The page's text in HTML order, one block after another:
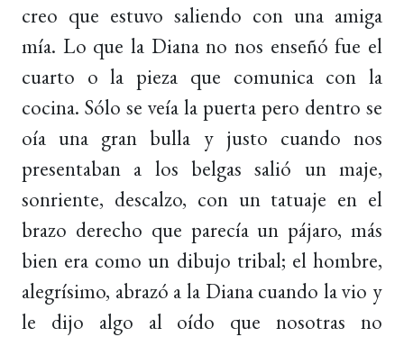
creo que estuvo saliendo con una amiga
mía. Lo que la Diana no nos enseñó fue el
cuarto o la pieza que comunica con la
cocina. Sólo se veía la puerta pero dentro se
oía una gran bulla y justo cuando nos
presentaban a los belgas salió un maje,
sonriente, descalzo, con un tatuaje en el
brazo derecho que parecía un pájaro, más
bien era como un dibujo tribal; el hombre,
alegrísimo, abrazó a la Diana cuando la vio y
le dijo algo al oído que nosotras no